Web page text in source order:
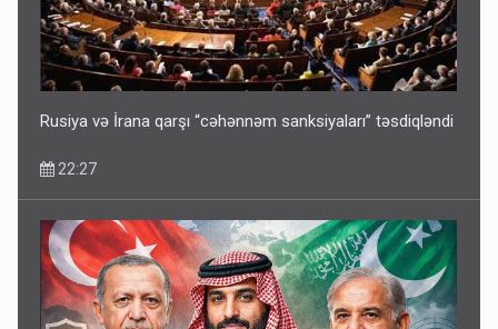
Media və Yayım Şurasına əlavə hüquq və vəzifələr verilib
13:24
Rusiya və İrana qarşı “cəhənnəm sanksiyaları” təsdiqləndi
22:27